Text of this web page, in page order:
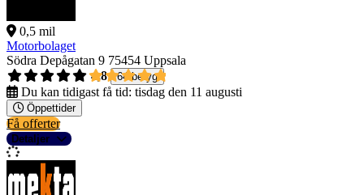
0,5 mil
Motorbolaget
Södra Depågatan 9 75454 Uppsala
4,8
64 betyg
Du kan tidigast få tid: tisdag den 11 augusti
Öppettider
Få offerter
Detaljer